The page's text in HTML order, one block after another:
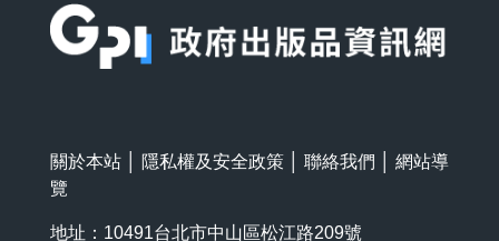
關於本站 隱私權及安全政策 聯絡我們
網站導
覽
地址：10491台北市中山區松江路209號